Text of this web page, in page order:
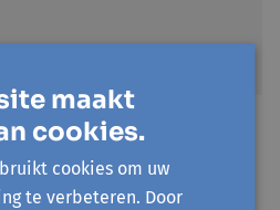
maakt
cookies.
cookies om uw
te verbeteren. Door